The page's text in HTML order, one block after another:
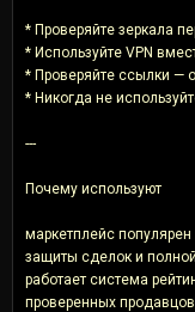
* Проверяйте зеркала
* Используйте VPN
* Проверяйте ссылки —
* Никогда не
---
Почему используют
маркетплейс
защиты сделок и
работает система
проверенных продавцов.